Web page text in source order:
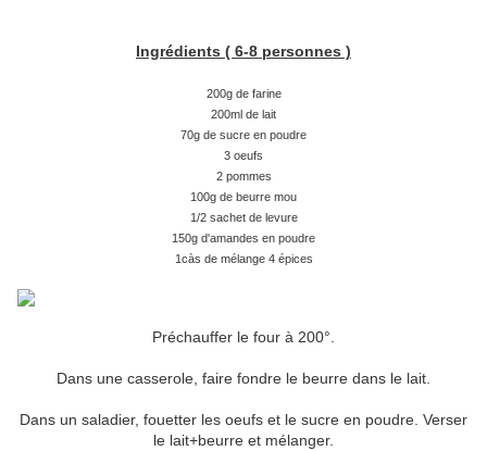
Ingrédients ( 6-8 personnes )
200g de farine
200ml de lait
70g de sucre en poudre
3 oeufs
2 pommes
100g de beurre mou
1/2 sachet de levure
150g d'amandes en poudre
1càs de mélange 4 épices
Préchauffer le four à 200°.
Dans une casserole, faire fondre le beurre dans le lait.
Dans un saladier, fouetter les oeufs et le sucre en poudre. Verser
le lait+beurre et mélanger.